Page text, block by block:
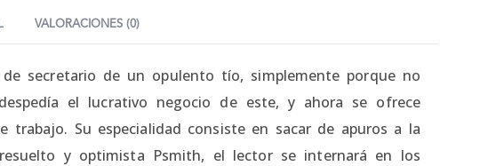
VALORACIONES (0)
secretario de un opulento tío, simplemente porque no
el lucrativo negocio de este, y ahora se ofrece
trabajo. Su especialidad consiste en sacar de apuros a la
y optimista Psmith, el lector se internará en los